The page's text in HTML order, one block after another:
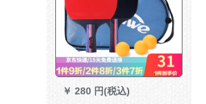
￥ 280 円(税込)